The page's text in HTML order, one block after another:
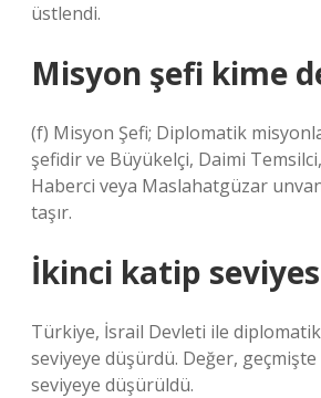
üstlendi.
Misyon şefi kime
(f) Misyon Şefi; Diplomatik
şefidir ve Büyükelçi, Daimi
Haberci veya Maslahatgüzar
taşır.
İkinci katip
Türkiye, İsrail Devleti ile
seviyeye düşürdü. Değer,
seviyeye düşürüldü.